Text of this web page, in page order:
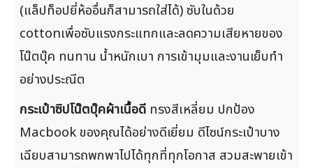
(แล็ปท็อปยี่ห้ออื่นก็สามารถใส่ได้) ซับในด้วย
cottonเพื่อซับแรงกระแทกและลดความเสียหายของ
โน๊ตบุ๊ค ทนทาน น้ำหนักเบา การเข้ามุมและงานเย็บทำ
อย่างประณีต
กระเป๋าซิปโน๊ตบุ๊คผ้าเนื้อดี ทรงสีเหลี่ยม ปกป้อง
Macbook ของคุณได้อย่างดีเยี่ยม ดีไซน์กระเป๋าบาง
เฉียบสามารถพกพาไปได้ทุกที่ทุกโอกาส สวมสะพายเข้า